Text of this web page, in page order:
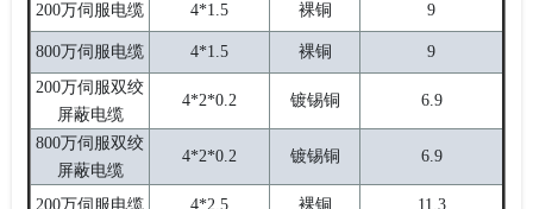
200万伺服电缆 4*1.5 裸铜 9
800万伺服电缆 4*1.5 裸铜
9
200万伺服双绞
屏蔽电缆
4*2*0.2 镀锡铜 6.9
800万伺服双绞
屏蔽电缆
4*2*0.2 镀锡铜 6.9
200万伺服电缆 4*2.5 裸铜 11.3